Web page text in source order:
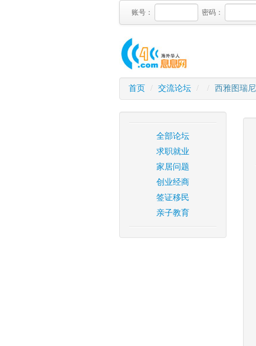
账号： 密码：
首页 / 交流论坛 / / 西雅图瑞
全部论坛
求职就业
家居问题
创业经商
签证移民
亲子教育